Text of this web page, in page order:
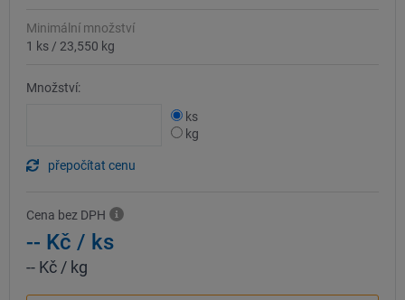
Minimální množství
1 ks / 23,550 kg
Množství:
ks
kg
přepočítat cenu
Cena bez DPH
-- Kč / ks
-- Kč/ kg